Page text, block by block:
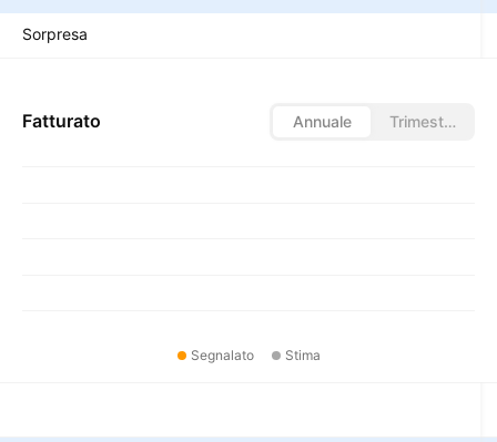
Sorpresa
Fatturato Annuale Trimestrale
Segnalato Stima